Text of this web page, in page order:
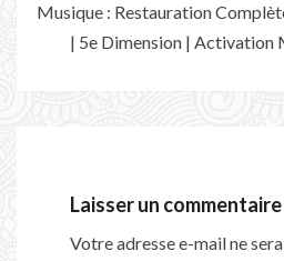
Musique : Restauration
| 5e Dimension | Activation
Laisser un commentaire
Votre adresse e-mail ne